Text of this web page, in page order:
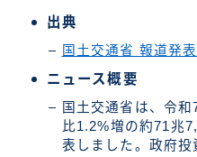
出典
国土交通省 報道発表
ニュース概要
国土交通省は、令
比1.2%増の約71兆
表しました。政府投